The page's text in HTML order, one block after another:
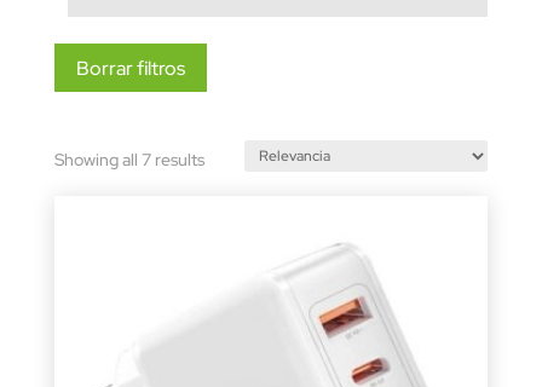
Borrar filtros
Showing all 7 resultsSorted